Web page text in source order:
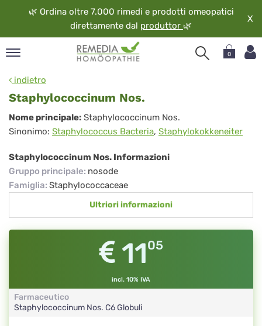
🌿 Ordina oltre 7.000 rimedi e prodotti omeopatici
direttamente dal produttor 🌿
X
0
indietro
Staphylococcinum Nos.
Staphylococcinum
Nos.
Nome principale: Staphylococcinum Nos.
Sinonimo: Staphylococcus Bacteria, Staphylokokkeneiter
Staphylococcinum Nos. Informazioni
Gruppo principale: nosode
Famiglia: Staphylococcaceae
Ultriori informazioni
1105
incl. 10% IVA
Farmaceutico
Staphylococcinum Nos. C6Globuli